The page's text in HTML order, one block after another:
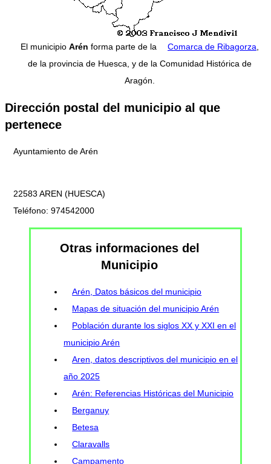
El municipio Arén forma parte de la Comarca de Ribagorza
de la provincia de Huesca, y de la Comunidad Histórica de
Aragón.
Dirección postal del municipio al que
pertenece
Ayuntamiento de Arén
22583 AREN (HUESCA)
Teléfono: 974542000
Otras informaciones del
Municipio
Arén, Datos básicos del municipio
Mapas de situación del municipio Arén
Población durante los siglos XX y XXI en el
municipio Arén
Aren, datos descriptivos del municipio en el
año 2025
Arén: Referencias Históricas del Municipio
Berganuy
Betesa
Claravalls
Campamento